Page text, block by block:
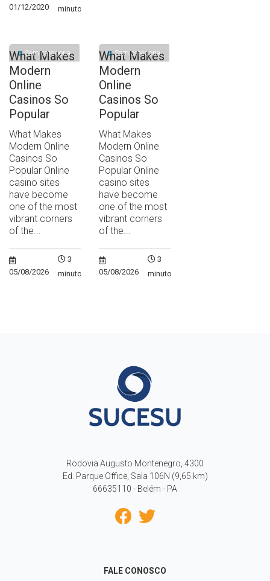
01/12/2020
minuto
Sem categoria
What Makes
Modern
Online
Casinos So
Popular
What Makes
Modern Online
Casinos So
Popular Online
casino sites
have become
one of the most
vibrant corners
of the...
05/08/2026
3
minutos
Sem categoria
What Makes
Modern
Online
Casinos So
Popular
What Makes
Modern Online
Casinos So
Popular Online
casino sites
have become
one of the most
vibrant corners
of the...
05/08/2026
3
minutos
Rodovia Augusto Montenegro, 4300
Ed. Parque Office, Sala 106N (9,65 km)
66635110 - Belém - PA
FALE CONOSCO